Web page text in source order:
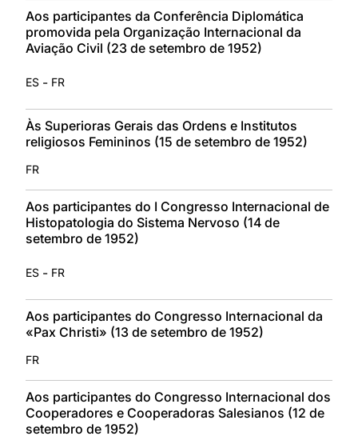
Aos participantes da Conferência Diplomática
promovida pela Organização Internacional da
Aviação Civil (23 de setembro de 1952)
ES - FR
Às Superioras Gerais das Ordens e Institutos
religiosos Femininos (15 de setembro de 1952)
FR
Aos participantes do I Congresso Internacional de
Histopatologia do Sistema Nervoso (14 de
setembro de 1952)
ES - FR
Aos participantes do Congresso Internacional da
«Pax Christi» (13 de setembro de 1952)
FR
Aos participantes do Congresso Internacional dos
Cooperadores e Cooperadoras Salesianos (12 de
setembro de 1952)